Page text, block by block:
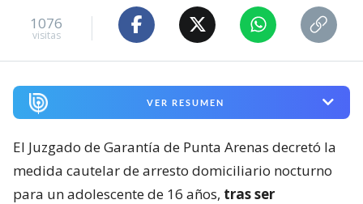
1076
visitas
VER RESUMEN
El Juzgado de Garantía de Punta Arenas decretó la
medida cautelar de arresto domiciliario nocturno
para un adolescente de 16 años, tras ser